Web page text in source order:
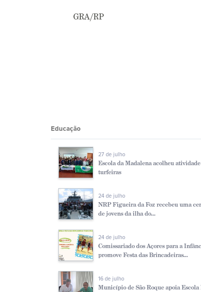
GRA/RP
Educação
27 de julho
Escola da Madalena acolheu
turfeiras
24 de julho
NRP Figueira da Foz recebeu uma
de jovens da ilha do...
24 de julho
Comissariado dos Açores para a
promove Festa das Brincadeiras...
16 de julho
Município de São Roque apoia Escola